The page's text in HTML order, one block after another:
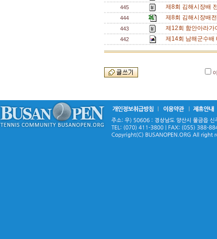
445 제8회 김해시장배
444 제8회 김해시장배
443 제12회 함안아라
442 제14회 남해군수